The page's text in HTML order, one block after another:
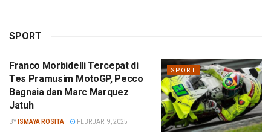
SPORT
SPORT
Franco Morbidelli Tercepat di
Tes Pramusim MotoGP, Pecco
Bagnaia dan Marc Marquez
Jatuh
BY ISMAYA ROSITA FEBRUARI 9, 2025